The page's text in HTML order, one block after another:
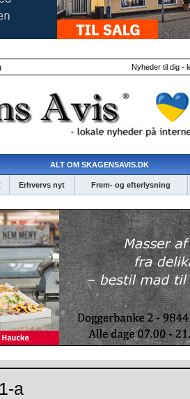
Nyheder til dig -
ALT OM SKAGENSAVIS.DK
Erhvervs nyt Frem- og efterlysning
a